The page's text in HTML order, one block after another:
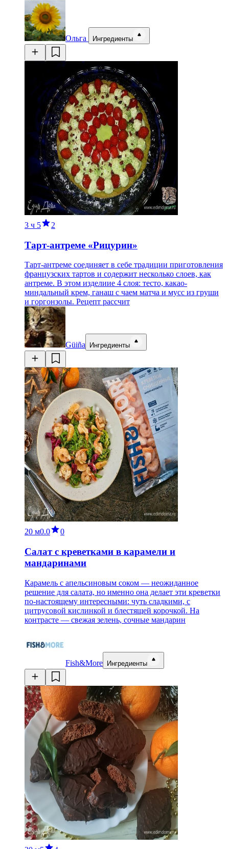
Ольга Ингредиенты
3 ч 5 2
Тарт-антреме «Рицурин»
Тарт-антреме соединяет в себе традиции приготовления
французских тартов и содержит несколько слоев, как
антреме. В этом изделиие 4 слоя: тесто, какао-
миндальный крем, ганаш с чаем матча и мусс из груши
и горгонзолы. Рецепт рассчит
Güiña Ингредиенты
20 м0.0 0
Салат с креветками в карамели и
мандаринами
Карамель с апельсиновым соком — неожиданное
решение для салата, но именно она делает эти креветки
по-настоящему интересными: чуть сладкими, с
цитрусовой кислинкой и блестящей корочкой. На
контрасте — свежая зелень, сочные мандарин
Fish&More Ингредиенты